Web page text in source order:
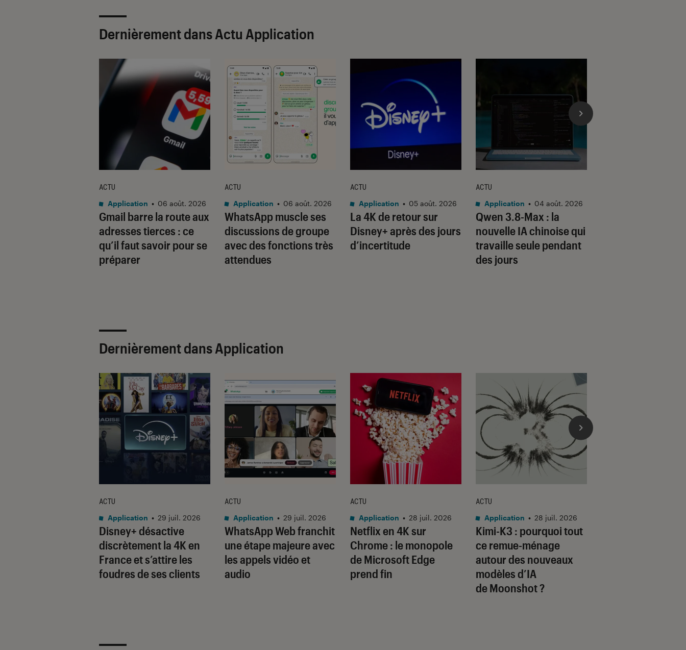
Dernièrement dans Actu Application
Gmail barre la route aux
adresses tierces : ce
qu’il faut savoir pour se
préparer
ACTU
Application • 06 août. 2026
WhatsApp muscle ses
discussions de groupe
avec des fonctions très
attendues
ACTU
Application • 06 août. 2026
La 4K de retour sur
Disney+ après des jours
d’incertitude
ACTU
Application • 05 août. 2026
Qwen 3.8-Max : la
nouvelle IA chinoise qui
travaille seule pendant
des jours
ACTU
Application • 04 août. 2026
Dernièrement dans Application
Disney+ désactive
discrètement la 4K en
France et s’attire les
foudres de ses clients
ACTU
Application • 29 juil. 2026
WhatsApp Web franchit
une étape majeure avec
les appels vidéo et
audio
ACTU
Application • 29 juil. 2026
Netflix en 4K sur
Chrome : le monopole
de Microsoft Edge
prend fin
ACTU
Application • 28 juil. 2026
Kimi-K3 : pourquoi tout
ce remue-ménage
autour des nouveaux
modèles d’IA
de Moonshot ?
ACTU
Application • 28 juil. 2026